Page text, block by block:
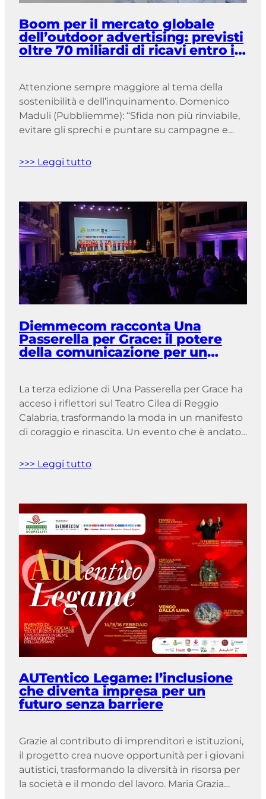
Boom per il mercato globale
dell’outdoor advertising: previsti
oltre 70 miliardi di ricavi entro il
Attenzione sempre maggiore al tema della
sostenibilità e dell’inquinamento. Domenico
Maduli (Pubbliemme): “Sfida non più rinviabile,
evitare gli sprechi e puntare su campagne e
oggi è tempo di occuparsi anche di ambiente,
ormai è un dato […]
>>> Leggi tutto
Diemmecom racconta Una
Passerella per Grace: il potere
della comunicazione per un
La terza edizione di Una Passerella per Grace ha
acceso i riflettori sul Teatro Cilea di Reggio
Calabria, trasformando la moda in un manifesto
di coraggio e rinascita. Un evento che è andato
testimonianza concreta della forza delle donne
>>> Leggi tutto
AUTentico Legame: l’inclusione
che diventa impresa per un
futuro senza barriere
Grazie al contributo di imprenditori e istituzioni,
il progetto crea nuove opportunità per i giovani
autistici, trasformando la diversità in risorsa per
la società e il mondo del lavoro. Maria Grazia